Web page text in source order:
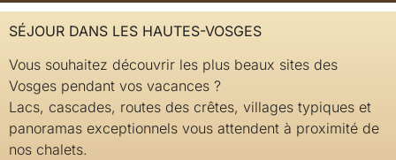
SÉJOUR DANS LES HAUTES-VOSGES
Vous souhaitez découvrir les plus beaux sites des
Vosges pendant vos vacances ?
Lacs, cascades, routes des crêtes, villages typiques et
panoramas exceptionnels vous attendent à proximité de
nos chalets.